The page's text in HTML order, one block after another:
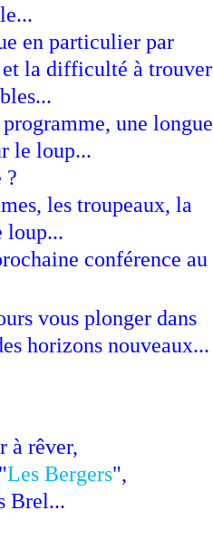
en particulier par
et la difficulté à trouver
une longue
le loup...
?
les troupeaux, la
loup...
conférence au
vous plonger dans
horizons nouveaux...
à rêver,
Les Bergers",
Brel...